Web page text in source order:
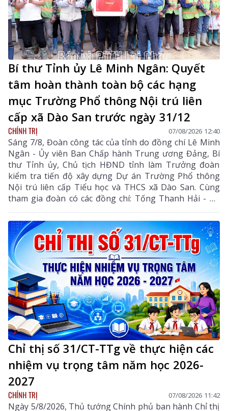
Bí thư Tỉnh ủy Lê Minh Ngân: Quyết
tâm hoàn thành toàn bộ các hạng
mục Trường Phổ thông Nội trú liên
cấp xã Dào San trước ngày 31/12
CHÍNH TRỊ 07/08/2026 12:40
Sáng 7/8, Đoàn công tác của tỉnh do đồng chí Lê Minh
Ngân - Ủy viên Ban Chấp hành Trung ương Đảng, Bí
thư Tỉnh ủy, Chủ tịch HĐND tỉnh làm Trưởng đoàn
kiểm tra tiến độ xây dựng Dự án Trường Phổ thông
Nội trú liên cấp Tiểu học và THCS xã Dào San. Cùng
tham gia đoàn có các đồng chí: Tống Thanh Hải - Uỷ
viên Ban Thường vụ Tỉnh ủy, Phó Chủ tịch Thường
trực UBND tỉnh; Lê Đức Dục - Ủy viên Ban Thường vụ,
Trưởng Ban Tuyên giáo và Dân vận Tỉnh ủy; lãnh đạo
một số sở, ngành liên quan và xã Dào San.
Chỉ thị số 31/CT-TTg về thực hiện các
nhiệm vụ trọng tâm năm học 2026-
2027
CHÍNH TRỊ 07/08/2026 11:42
Ngày 5/8/2026, Thủ tướng Chính phủ ban hành Chỉ thị